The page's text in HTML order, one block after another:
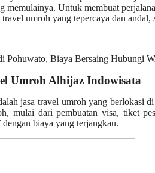
memulainya. Untuk membuat
umroh yang tepercaya dan
Umroh Alhijaz Indowisata
jasa travel umroh yang berlokasi
mulai dari pembuatan visa, tiket
biaya yang terjangkau.